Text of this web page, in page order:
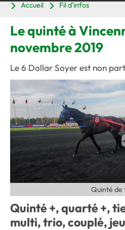
Accueil
Fil d'infos
Le quinté à
novembre 2019
Le 6 Dollar Soyer est non
Quinté de
Quinté +, quarté +,
multi, trio, couplé,